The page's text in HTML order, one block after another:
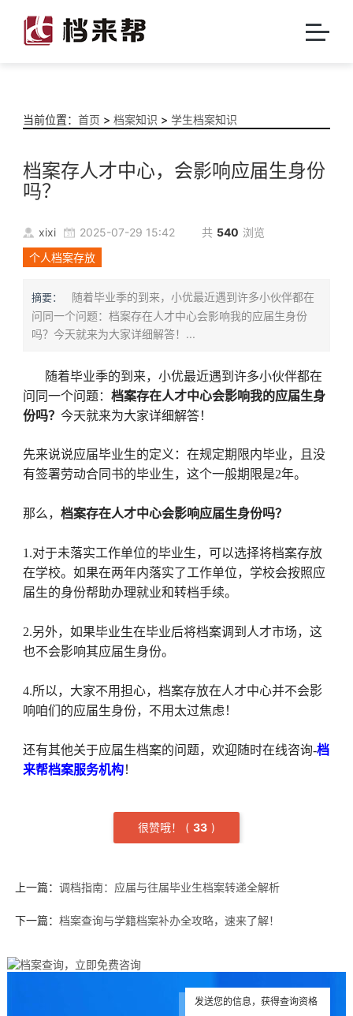
当前位置： 首页 > 档案知识 > 学生档案知识
档案存人才中心，会影响应届生身份
吗？
xixi 2025-07-29 15:42 共 540 浏览
个人档案存放
摘要：
随着毕业季的到来，小优最近遇到许多小伙伴都在
问同一个问题：档案存在人才中心会影响我的应届生身份
吗？今天就来为大家详细解答！...
随着毕业季的到来，小优最近遇到许多小伙伴都在
问同一个问题： 档案存在人才中心会影响我的应届生身
份吗？ 今天就来为大家详细解答！
先来说说应届毕业生的定义：在规定期限内毕业，且没
有签署劳动合同书的毕业生，这个一般期限是2年。
那么， 档案存在人才中心会影响应届生身份吗？
1.对于未落实工作单位的毕业生，可以选择将档案存放
在学校。如果在两年内落实了工作单位，学校会按照应
届生的身份帮助办理就业和转档手续。
2.另外，如果毕业生在毕业后将档案调到人才市场，这
也不会影响其应届生身份。
4.所以，大家不用担心，档案存放在人才中心并不会影
响咱们的应届生身份，不用太过焦虑！
还有其他关于应届生档案的问题，欢迎随时在线咨询-档
来帮档案服务机构！
很赞哦！ ( 33 )
上一篇： 调档指南：应届与往届毕业生档案转递全解析
下一篇： 档案查询与学籍档案补办全攻略，速来了解！
发送您的信息，获得查询资格